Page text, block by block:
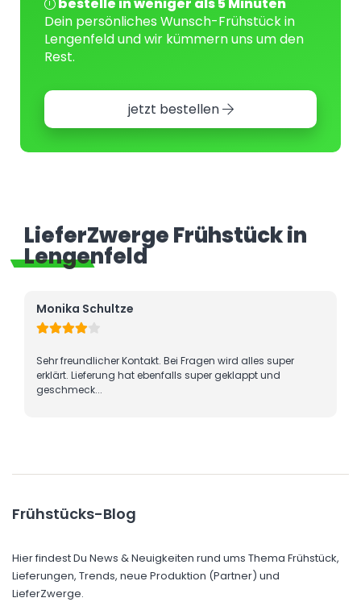
Dein persönliches Wunsch-Frühstück in
Lengenfeld und wir kümmern uns um den
Rest.
jetzt bestellen
LieferZwerge Frühstück in
Lengenfeld
Kontakt. Bei Fragen wird alles super
hat ebenfalls super geklappt und
Frühstück für 2
und ausreichend.
Frühstücks-Blog
Hier findest Du News & Neuigkeiten rund ums Thema Frühstück,
Lieferungen, Trends, neue Produktion (Partner) und
LieferZwerge.